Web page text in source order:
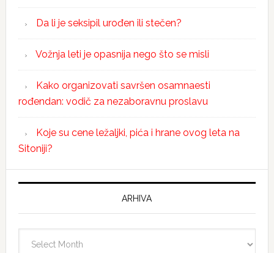
Da li je seksipil urođen ili stečen?
Vožnja leti je opasnija nego što se misli
Kako organizovati savršen osamnaesti
rođendan: vodič za nezaboravnu proslavu
Koje su cene ležaljki, pića i hrane ovog leta na
Sitoniji?
ARHIVA